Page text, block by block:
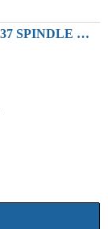
REPARATUR MITSUBISHI MDSC1SPX-37 SPINDLE DRIVE UNIT 3.7KW 230VAC